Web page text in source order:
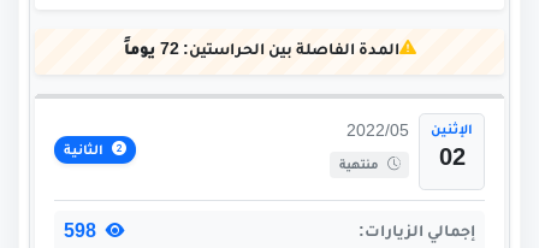
المدة الفاصلة بين الحراستين:72 يوماً
الإثنين
02
2022/05
منتهية
الثانية
إجمالي الزيارات: